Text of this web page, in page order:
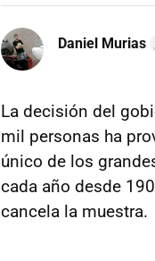
Daniel Murias
La decisión del
mil personas ha
único de los
cada año desde
cancela la muestra.